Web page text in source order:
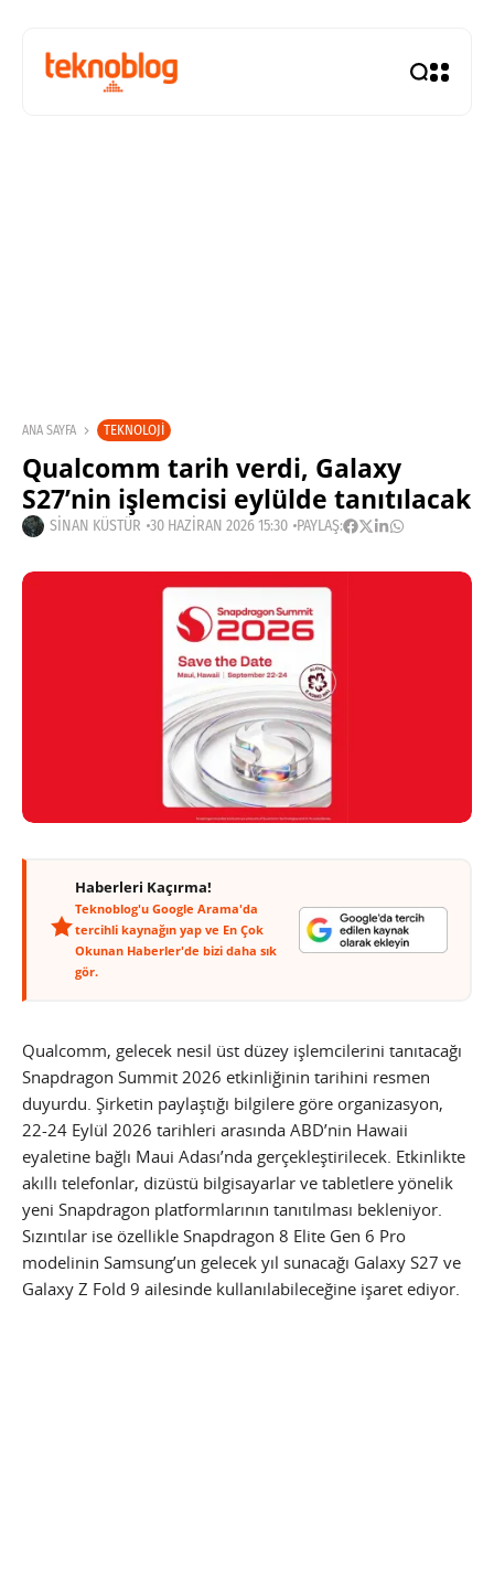
ANA SAYFA TEKNOLOJI
Qualcomm tarih verdi, Galaxy
S27’nin işlemcisi eylülde tanıtılacak
SINAN KÜSTÜR 30 HAZIRAN 2026 15:30 PAYLAŞ:
Haberleri Kaçırma!
Teknoblog'u Google Arama'da
tercihli kaynağın yap ve En Çok
Okunan Haberler'de bizi daha sık
gör.
Qualcomm, gelecek nesil üst düzey işlemcilerini tanıtacağı
Snapdragon Summit 2026 etkinliğinin tarihini resmen
duyurdu. Şirketin paylaştığı bilgilere göre organizasyon,
22-24 Eylül 2026 tarihleri arasında ABD’nin Hawaii
eyaletine bağlı Maui Adası’nda gerçekleştirilecek. Etkinlikte
akıllı telefonlar, dizüstü bilgisayarlar ve tabletlere yönelik
yeni Snapdragon platformlarının tanıtılması bekleniyor.
Sızıntılar ise özellikle Snapdragon 8 Elite Gen 6 Pro
modelinin Samsung’un gelecek yıl sunacağı Galaxy S27 ve
Galaxy Z Fold 9 ailesinde kullanılabileceğine işaret ediyor.